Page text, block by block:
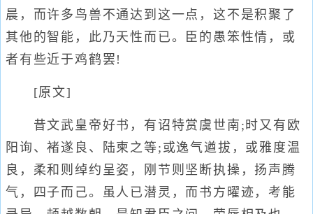
晨，而许多鸟兽不通达到这一点，这不是积聚了
其他的智能，此乃天性而已。臣的愚笨性情，或
者有些近于鸡鹤罢!
[原文]
昔文武皇帝好书，有诏特赏虞世南;时又有欧
阳询、褚遂良、陆柬之等;或逸气遒拔，或雅度温
良，柔和则绰约呈姿，刚节则坚断执操，扬声腾
气，四子而己。虽人已潜灵，而书方曜迹，考能